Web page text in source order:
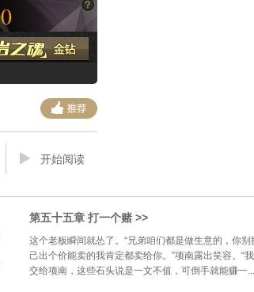
0
开始阅读
第五十五章 打一个赌 >>
这个老板瞬间就怂了。“兄弟咱们都是做生意的，你
己出个价能卖的我肯定都卖给你。”项南露出笑容。“
交给项南，这些石头说是一文不值，可倒手就能赚一...